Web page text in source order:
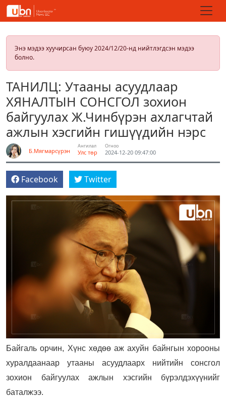
Энэ мэдээ хуучирсан буюу 2024/12/20-нд нийтлэгдсэн мэдээ
болно.
ТАНИЛЦ: Утааны асуудлаар
ХЯНАЛТЫН СОНСГОЛ зохион
байгуулах Ж.Чинбүрэн ахлагчтай
ажлын хэсгийн гишүүдийн нэрс
Б.Мягмарсүрэн
Ангилал
Улс төр
Огноо
2024-12-20 09:47:00
Facebook Twitter
Байгаль орчин, Хүнс хөдөө аж ахуйн байнгын хорооны
хуралдаанаар утааны асуудлаарх нийтийн сонсгол
зохион байгуулах ажлын хэсгийн бүрэлдэхүүнийг
баталжээ.